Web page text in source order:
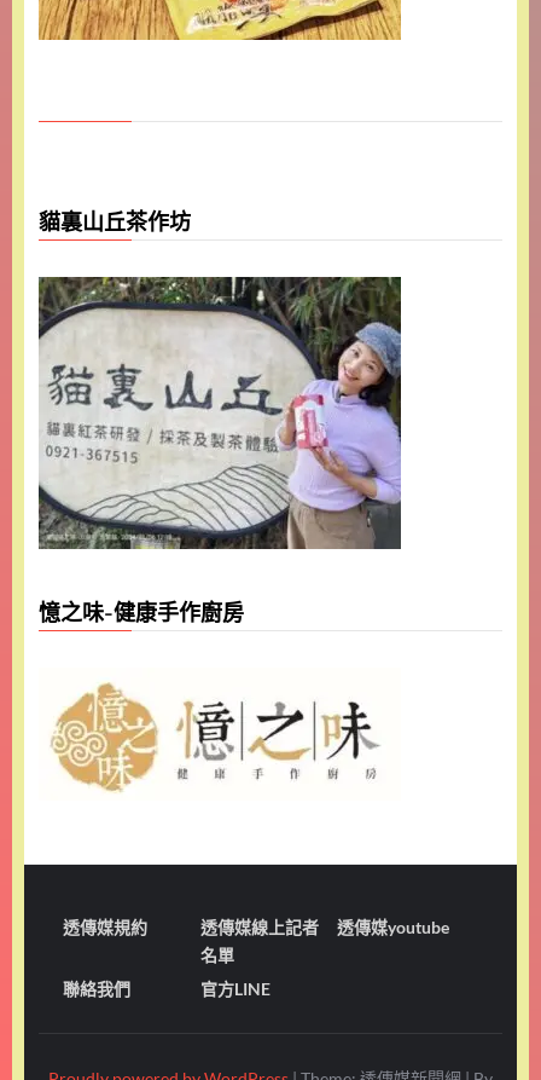
貓裏山丘茶作坊
憶之味-健康手作廚房
透傳媒規約
透傳媒線上記者
名單
透傳媒youtube
聯絡我們 官方LINE